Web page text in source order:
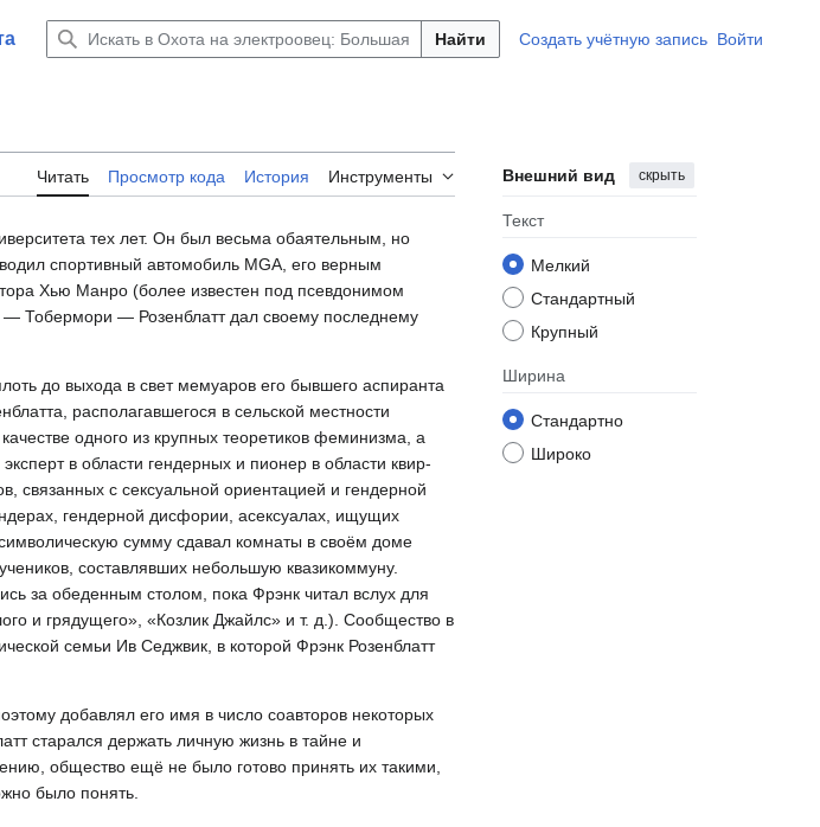
Найти Создать учётную запись Войти
Читать Просмотр кода История Инструменты Внешний вид скрыть
Текст
Мелкий
Стандартный
Крупный
Ширина
Стандартно
Широко
тех лет. Он был весьма обаятельным, но
спортивный автомобиль MGA, его верным
Хью Манро (более известен под псевдонимом
— Тобермори — Розенблатт дал своему последнему
до выхода в свет мемуаров его бывшего аспиранта
располагавшегося в сельской местности
одного из крупных теоретиков феминизма, а
в области гендерных и пионер в области квир-
связанных с сексуальной ориентацией и гендерной
гендерной дисфории, асексуалах, ищущих
сумму сдавал комнаты в своём доме
составлявших небольшую квазикоммуну.
за обеденным столом, пока Фрэнк читал вслух для
и грядущего», «Козлик Джайлс» и т. д.). Сообщество в
семьи Ив Седжвик, в которой Фрэнк Розенблатт
добавлял его имя в число соавторов некоторых
старался держать личную жизнь в тайне и
общество ещё не было готово принять их такими,
было понять.